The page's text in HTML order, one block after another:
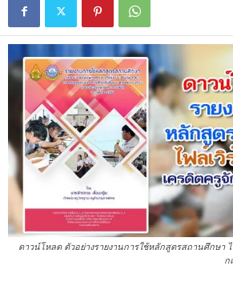
ดาวน์โหลด ตัวอย่างรายงานการใช้หลักสูตรสถานศึกษา
ก